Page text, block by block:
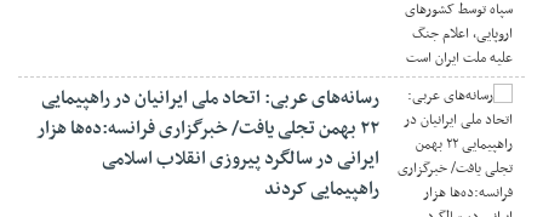
رسانه‌های عربی: اتحاد ملی ایرانیان در راهپیمایی
۲۲ بهمن تجلی یافت/ خبرگزاری فرانسه:ده‌ها هزار
ایرانی در سالگرد پیروزی انقلاب اسلامی
راهپیمایی کردند